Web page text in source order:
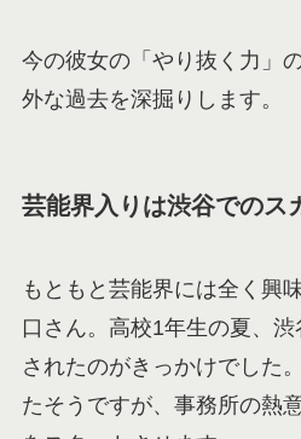
今の彼女の「やり抜く力」
外な過去を深掘りします。
芸能界入りは渋谷でのス
もともと芸能界には全く興
口さん。高校1年生の夏、
されたのがきっかけでした
たそうですが、事務所の熱